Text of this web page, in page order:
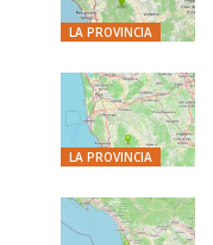
LA PROVINCIA
LA PROVINCIA